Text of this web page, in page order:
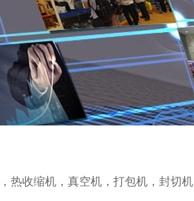
， 热收缩机 ， 真空机 ， 打包机 ， 封切机